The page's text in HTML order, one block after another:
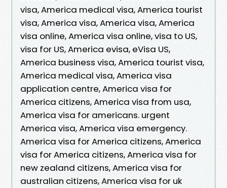
visa, America medical visa, America tourist
visa, America visa, America visa, America
visa online, America visa online, visa to US,
visa for US, America evisa, eVisa US,
America business visa, America tourist visa,
America medical visa, America visa
application centre, America visa for
America citizens, America visa from usa,
America visa for americans. urgent
America visa, America visa emergency.
America visa for America citizens, America
visa for America citizens, America visa for
new zealand citizens, America visa for
australian citizens, America visa for uk